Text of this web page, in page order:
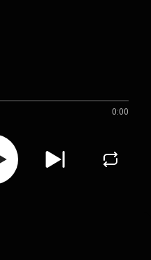
0:00